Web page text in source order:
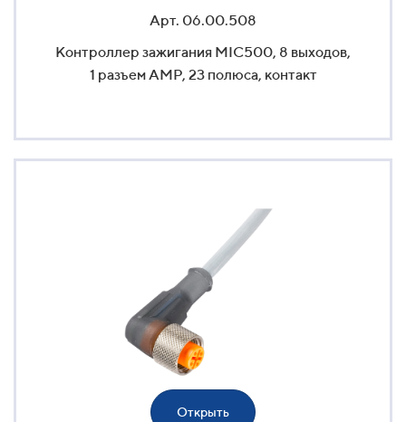
Арт. 06.00.508
Контроллер зажигания MIC500, 8 выходов,
1 разъем AMP, 23 полюса, контакт
Открыть